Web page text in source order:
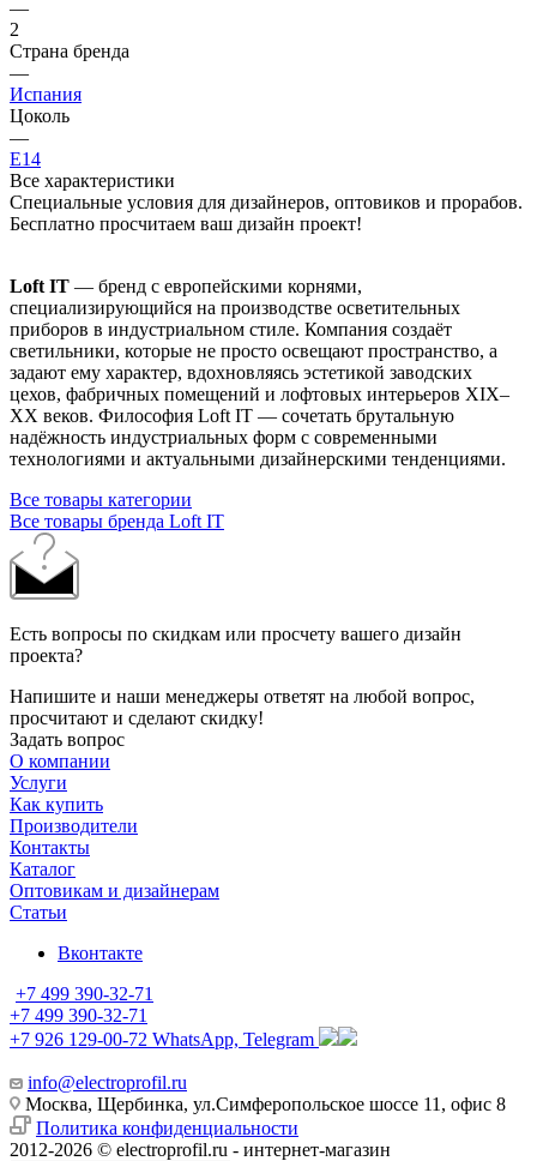
—
2
Страна бренда
—
Испания
Цоколь
—
E14
Все характеристики
Специальные условия для дизайнеров, оптовиков и прорабов.
Бесплатно просчитаем ваш дизайн проект!
Loft IT — бренд с европейскими корнями,
специализирующийся на производстве осветительных
приборов в индустриальном стиле. Компания создаёт
светильники, которые не просто освещают пространство, а
задают ему характер, вдохновляясь эстетикой заводских
цехов, фабричных помещений и лофтовых интерьеров XIX–
XX веков. Философия Loft IT — сочетать брутальную
надёжность индустриальных форм с современными
технологиями и актуальными дизайнерскими тенденциями.
Все товары категории
Все товары бренда Loft IT
Есть вопросы по скидкам или просчету вашего дизайн
проекта?
Напишите и наши менеджеры ответят на любой вопрос,
просчитают и сделают скидку!
Задать вопрос
О компании
Услуги
Как купить
Производители
Контакты
Каталог
Оптовикам и дизайнерам
Статьи
Вконтакте
+7 499 390-32-71
+7 499 390-32-71
+7 926 129-00-72 WhatsApp, Telegram
info@electroprofil.ru
Москва, Щербинка, ул.Симферопольское шоссе 11, офис 8
Политика конфиденциальности
2012-2026 © electroprofil.ru - интернет-магазин